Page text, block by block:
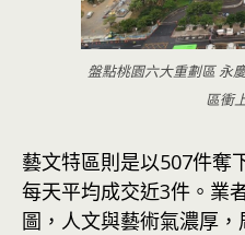
盤點桃園六大重劃區 永
區衝
藝文特區則是以507件奪
每天平均成交近3件。業
圖，人文與藝術氣濃厚